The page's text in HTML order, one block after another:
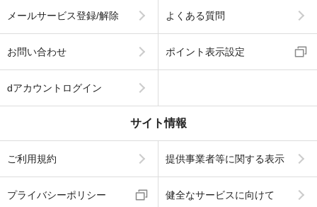
メールサービス登録/解除 よくある質問
お問い合わせ ポイント表示設定
dアカウントログイン
サイト情報
ご利用規約 提供事業者等に関する表示
プライバシーポリシー 健全なサービスに向けて